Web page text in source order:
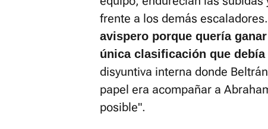
frente a los demás
avispero porque quería
única clasificación que
disyuntiva interna donde
papel era acompañar a
posible".